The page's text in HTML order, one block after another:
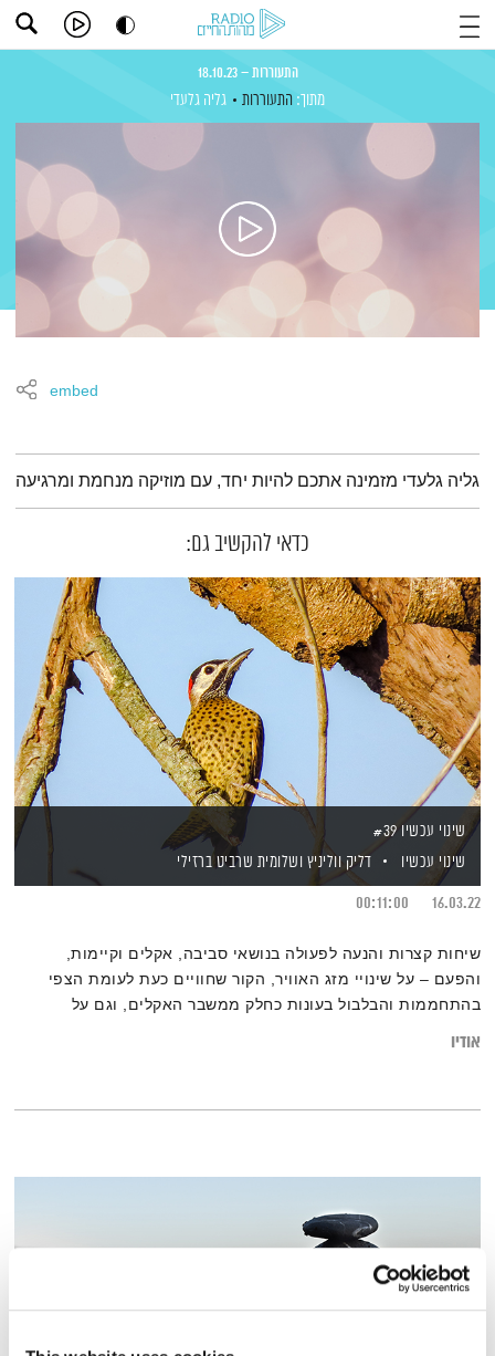
התעוררות – 18.10.23
מתוך: התעוררות גליה גלעדי
embed
תמצית הפודקאסט
גליה גלעדי מזמינה אתכם להיות יחד, עם מוזיקה מנחמת ומרגיעה
כדאי להקשיב גם:
שינוי עכשיו #39
שינוי עכשיו
דליק ווליניץ ושלומית שרביט ברזילי
16.03.22
00:11:00
שיחות קצרות והנעה לפעולה בנושאי סביבה, אקלים וקיימות,
והפעם – על שינויי מזג האוויר, הקור שחוויים כעת לעומת הצפי
בהתחממות והבלבול בעונות כחלק ממשבר האקלים, וגם על
אודיו